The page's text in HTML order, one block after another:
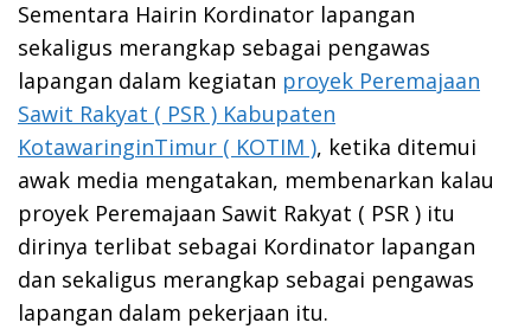
Sementara Hairin Kordinator lapangan
sekaligus merangkap sebagai pengawas
lapangan dalam kegiatan proyek Peremajaan
Sawit Rakyat ( PSR ) Kabupaten
KotawaringinTimur ( KOTIM ), ketika ditemui
awak media mengatakan, membenarkan kalau
proyek Peremajaan Sawit Rakyat ( PSR ) itu
dirinya terlibat sebagai Kordinator lapangan
dan sekaligus merangkap sebagai pengawas
lapangan dalam pekerjaan itu.